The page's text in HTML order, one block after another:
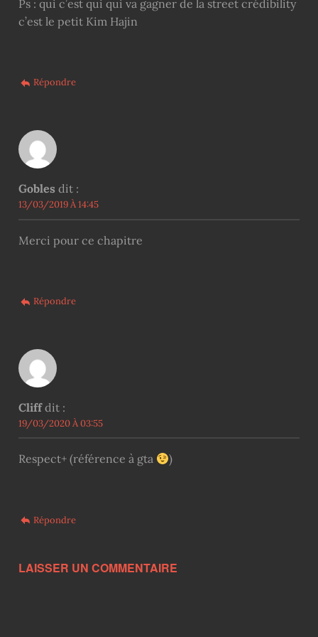
Ps : qui c’est qui qui va gagner de la street crédibility
c’est le petit Kim Hajin
Répondre
Gobles dit :
13/03/2019 À 14:45
Merci pour ce chapitre
Répondre
Cliff dit :
19/03/2020 À 03:55
Respect+ (référence à gta )
Répondre
LAISSER UN COMMENTAIRE